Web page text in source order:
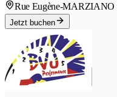
Rue Eugène-MARZIANO
Jetzt buchen